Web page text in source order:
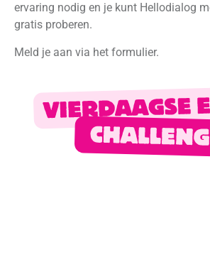
ervaring nodig en je kunt Hellodialog
gratis proberen.
Meld je aan via het formulier.